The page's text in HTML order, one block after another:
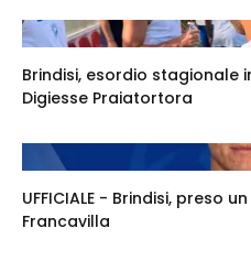
Brindisi, esordio stagionale
Digiesse Praiatortora
UFFICIALE - Brindisi, preso
Francavilla